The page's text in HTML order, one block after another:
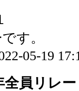
す。
05-19
員リレー